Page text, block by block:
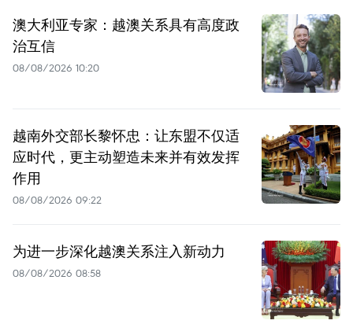
澳大利亚专家：越澳关系具有高度政
治互信
08/08/2026 10:20
越南外交部长黎怀忠：让东盟不仅适
应时代，更主动塑造未来并有效发挥
作用
08/08/2026 09:22
为进一步深化越澳关系注入新动力
08/08/2026 08:58